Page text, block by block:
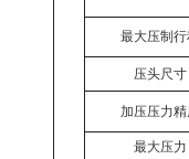
最大压制行
压头尺寸
加压压力精
最大压力